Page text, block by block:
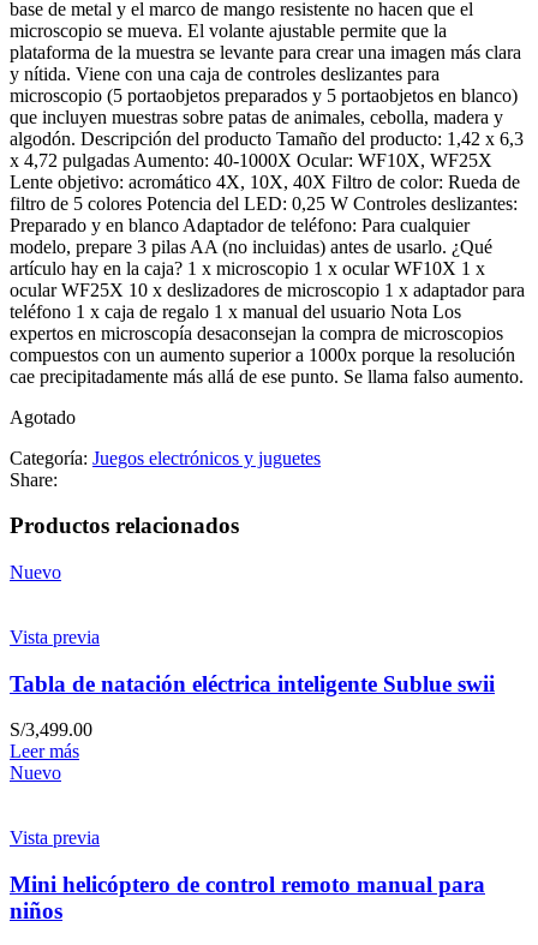
base de metal y el marco de mango resistente no hacen que el
microscopio se mueva. El volante ajustable permite que la
plataforma de la muestra se levante para crear una imagen más clara
y nítida. Viene con una caja de controles deslizantes para
microscopio (5 portaobjetos preparados y 5 portaobjetos en blanco)
que incluyen muestras sobre patas de animales, cebolla, madera y
algodón. Descripción del producto Tamaño del producto: 1,42 x 6,3
x 4,72 pulgadas Aumento: 40-1000X Ocular: WF10X, WF25X
Lente objetivo: acromático 4X, 10X, 40X Filtro de color: Rueda de
filtro de 5 colores Potencia del LED: 0,25 W Controles deslizantes:
Preparado y en blanco Adaptador de teléfono: Para cualquier
modelo, prepare 3 pilas AA (no incluidas) antes de usarlo. ¿Qué
artículo hay en la caja? 1 x microscopio 1 x ocular WF10X 1 x
ocular WF25X 10 x deslizadores de microscopio 1 x adaptador para
teléfono 1 x caja de regalo 1 x manual del usuario Nota Los
expertos en microscopía desaconsejan la compra de microscopios
compuestos con un aumento superior a 1000x porque la resolución
cae precipitadamente más allá de ese punto. Se llama falso aumento.
Agotado
Categoría: Juegos electrónicos y juguetes
Share:
Productos relacionados
Nuevo
Vista previa
Tabla de natación eléctrica inteligente Sublue swii
S/3,499.00
Leer más
Nuevo
Vista previa
Mini helicóptero de control remoto manual para
niños